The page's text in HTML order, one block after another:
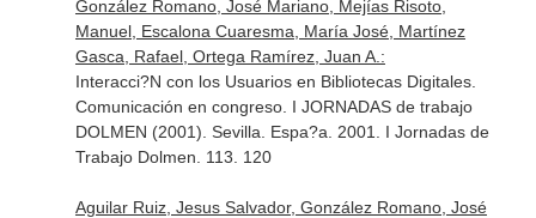
González Romano, José Mariano, Mejías Risoto,
Manuel, Escalona Cuaresma, María José, Martínez
Gasca, Rafael, Ortega Ramírez, Juan A.:
Interacci?N con los Usuarios en Bibliotecas Digitales.
Comunicación en congreso. I JORNADAS de trabajo
DOLMEN (2001). Sevilla. Espa?a. 2001. I Jornadas de
Trabajo Dolmen. 113. 120
Aguilar Ruiz, Jesus Salvador, González Romano, José